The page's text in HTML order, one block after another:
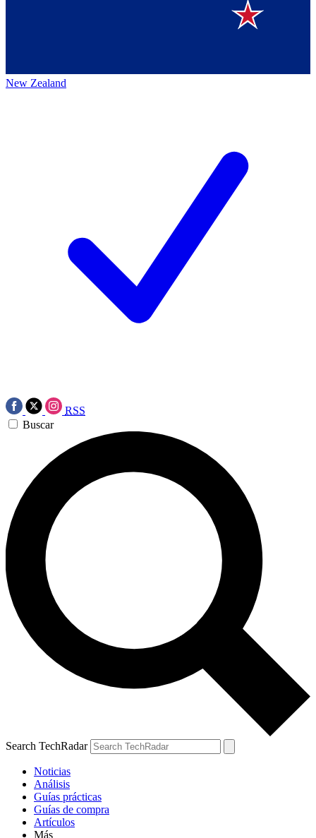
New Zealand
RSS
Buscar
Search TechRadar
Noticias
Análisis
Guías prácticas
Guías de compra
Artículos
Más